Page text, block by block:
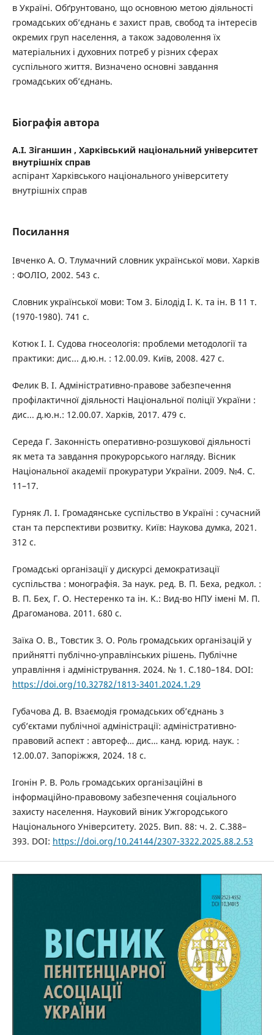
в Україні. Обґрунтовано, що основною метою діяльності
громадських об’єднань є захист прав, свобод та інтересів
окремих груп населення, а також задоволення їх
матеріальних і духовних потреб у різних сферах
суспільного життя. Визначено основні завдання
громадських об’єднань.
Біографія автора
А.І. Зіганшин , Харківський національний університет
внутрішніх справ
аспірант Харківського національного університету
внутрішніх справ
Посилання
Івченко А. О. Тлумачний словник української мови. Харків
: ФОЛІО, 2002. 543 с.
Словник української мови: Том 3. Білодід І. К. та ін. В 11 т.
(1970-1980). 741 с.
Котюк І. І. Судова гносеологія: проблеми методології та
практики: дис... д.ю.н. : 12.00.09. Київ, 2008. 427 с.
Фелик В. І. Адміністративно-правове забезпечення
профілактичної діяльності Національної поліції України :
дис... д.ю.н.: 12.00.07. Харків, 2017. 479 с.
Середа Г. Законність оперативно-розшукової діяльності
як мета та завдання прокурорського нагляду. Вісник
Національної академії прокуратури України. 2009. №4. С.
11–17.
Гурняк Л. І. Громадянське суспільство в Україні : сучасний
стан та перспективи розвитку. Київ: Наукова думка, 2021.
312 с.
Громадські організації у дискурсі демократизації
суспільства : монографія. За наук. ред. В. П. Беха, редкол. :
В. П. Бех, Г. О. Нестеренко та ін. К.: Вид-во НПУ імені М. П.
Драгоманова. 2011. 680 с.
Заїка О. В., Товстик З. О. Роль громадських організацій у
прийнятті публічно-управлінських рішень. Публічне
управління і адміністрування. 2024. № 1. С.180–184. DOI:
https://doi.org/10.32782/1813-3401.2024.1.29
Губачова Д. В. Взаємодія громадських об’єднань з
суб’єктами публічної адміністрації: адміністративно-
правовий аспект : автореф… дис… канд. юрид. наук. :
12.00.07. Запоріжжя, 2024. 18 с.
Ігонін Р. В. Роль громадських організаційні в
інформаційно-правовому забезпечення соціального
захисту населення. Науковий віник Ужгородського
Національного Університету. 2025. Вип. 88: ч. 2. С.388–
393. DOI: https://doi.org/10.24144/2307-3322.2025.88.2.53